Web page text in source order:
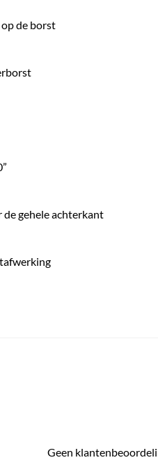
de borst
gehele achterkant
Geen